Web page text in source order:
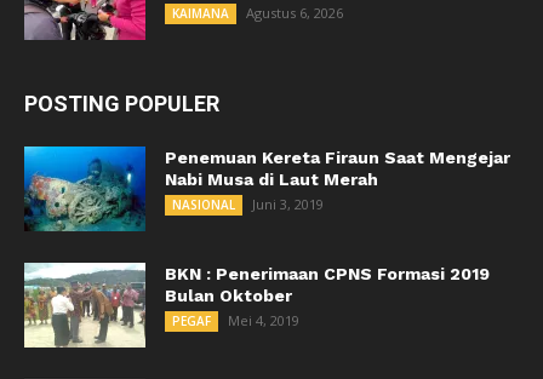
KAIMANA Agustus 6, 2026
POSTING POPULER
Penemuan Kereta Firaun Saat Mengejar
Nabi Musa di Laut Merah
NASIONAL Juni 3, 2019
BKN : Penerimaan CPNS Formasi 2019
Bulan Oktober
PEGAF Mei 4, 2019